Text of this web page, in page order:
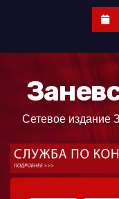
Сетевое издание